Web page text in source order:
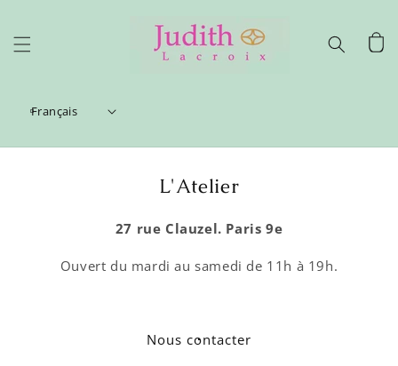
au
contenu
Français
Panier
L'Atelier
27 rue Clauzel. Paris 9e
Ouvert du mardi au samedi de 11h à 19h.
Nous contacter